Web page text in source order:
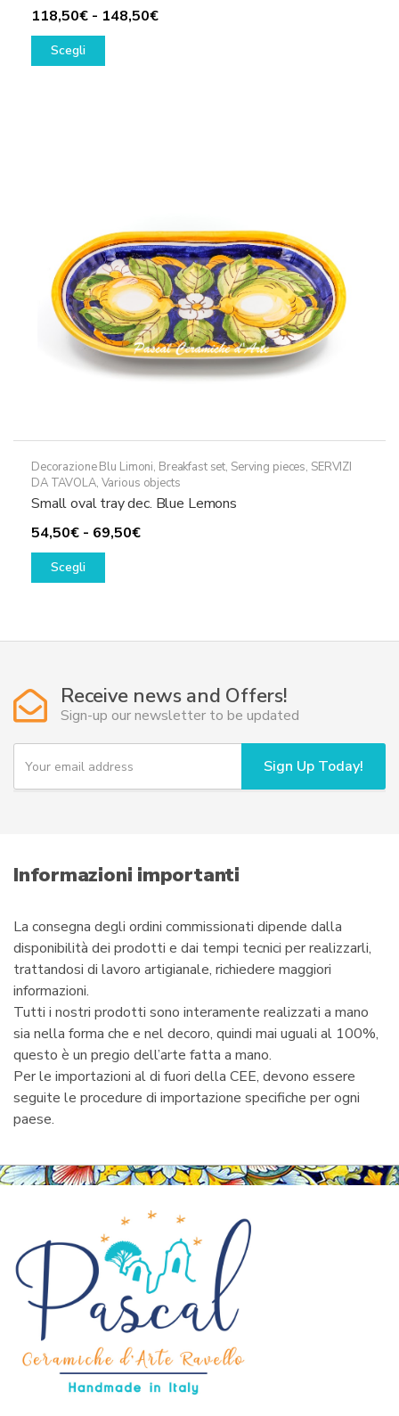
118,50€ - 148,50€Fascia
Scegli
Questo
scelte
nella
pagina
del
prodotto
Decorazione Blu Limoni, Breakfast set, Serving pieces, SERVIZI
DA TAVOLA, Various objects
Small oval tray dec. Blue Lemons
54,50€ - 69,50€Fascia
a
Scegli
Questo
varianti.
possono
essere
scelte
nella
pagina
Receive news and Offers!
Sign-up our newsletter to be updated
Y
u
i
l
Sign Up Today!
Informazioni importanti
La consegna degli ordini commissionati dipende dalla
disponibilità dei prodotti e dai tempi tecnici per realizzarli,
trattandosi di lavoro artigianale, richiedere maggiori
informazioni.
Tutti i nostri prodotti sono interamente realizzati a mano
sia nella forma che e nel decoro, quindi mai uguali al 100%,
questo è un pregio dell’arte fatta a mano.
Per le importazioni al di fuori della CEE, devono essere
seguite le procedure di importazione specifiche per ogni
paese.